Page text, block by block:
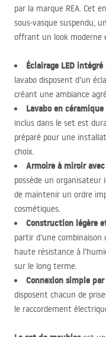
par la marque REA. Cet
sous-vasque suspendu,
offrant un look moderne
Éclairage LED intégré
lavabo disposent d’un
créant une ambiance
Lavabo en
inclus dans le set est
préparé pour une
choix.
Armoire à miroir
possède un
de maintenir un ordre
cosmétiques.
Construction légère
partir d’une
haute résistance à
sur le long terme.
Connexion simple
disposent chacun de
le raccordement